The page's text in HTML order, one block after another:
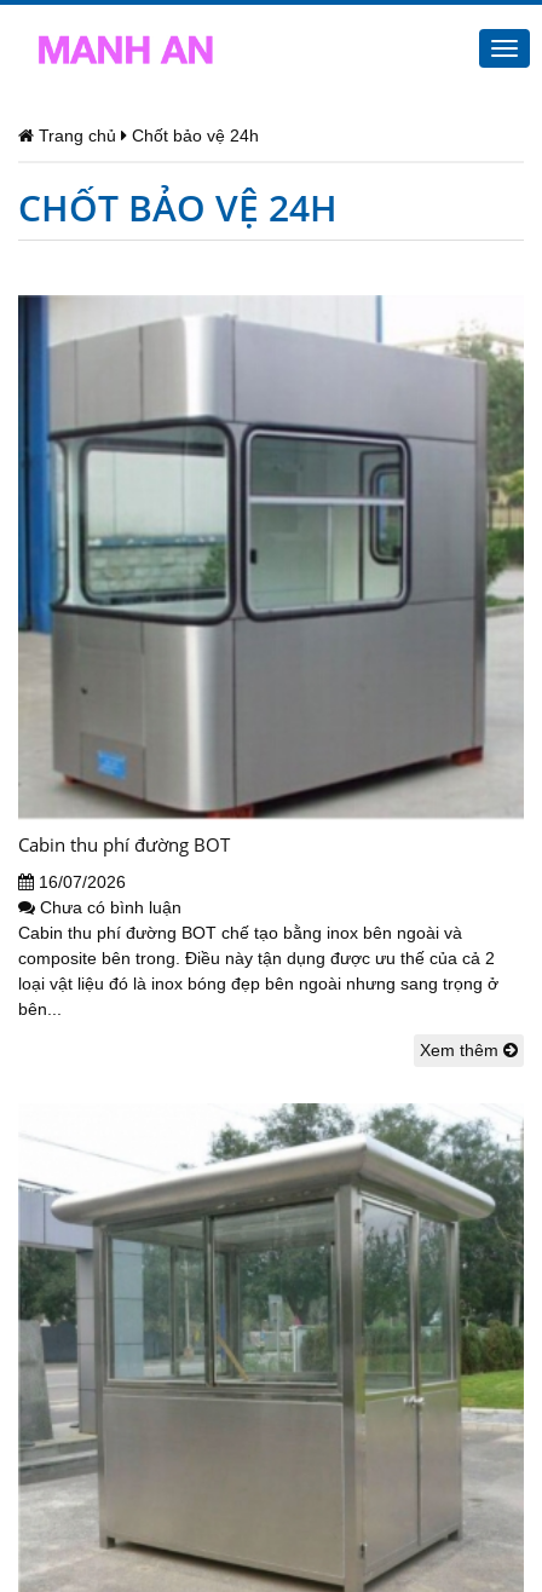
Trang chủ Chốt bảo vệ 24h
CHỐT BẢO VỆ 24H
Cabin thu phí đường BOT
16/07/2026
Chưa có bình luận
Cabin thu phí đường BOT chế tạo bằng inox bên ngoài và
composite bên trong. Điều này tận dụng được ưu thế của cả 2
loại vật liệu đó là inox bóng đẹp bên ngoài nhưng sang trọng ở
bên...
Xem thêm